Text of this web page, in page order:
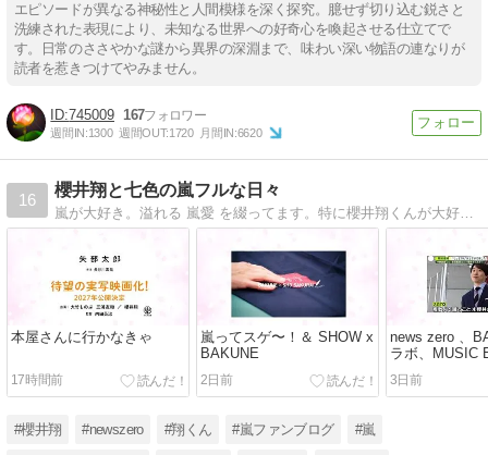
エピソードが異なる神秘性と人間模様を深く探究。臆せず切り込む鋭さと
洗練された表現により、未知なる世界への好奇心を喚起させる仕立てで
す。日常のささやかな謎から異界の深淵まで、味わい深い物語の連なりが
読者を惹きつけてやみません。
745009 167
週間IN:1300 週間OUT:1720 月間IN:6620
16
櫻井翔と七色の嵐フルな日々
嵐が大好き。溢れる 嵐愛 を綴ってます。特に櫻井翔くんが大好き、日々嵐の５人に癒されてます。
本屋さんに行かなきゃ
17時間前
嵐ってスゲ〜！＆ SHOW x
BAKUNE
2日前
news zero 、
ラボ、MUSIC
2026 in
3日前
#櫻井翔 #newszero #翔くん #嵐ファンブログ #嵐